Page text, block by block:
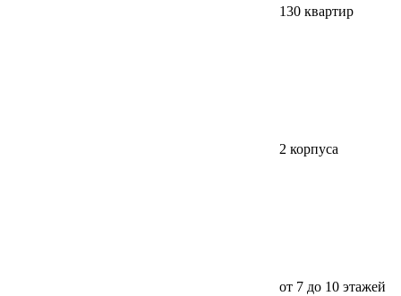
130 квартир
2 корпуса
от 7 до 10 этажей